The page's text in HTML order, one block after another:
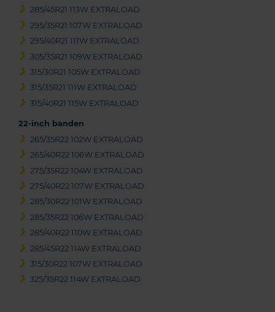
285/45R21 113W EXTRALOAD
295/35R21 107W EXTRALOAD
295/40R21 111W EXTRALOAD
305/35R21 109W EXTRALOAD
315/30R21 105W EXTRALOAD
315/35R21 111W EXTRALOAD
315/40R21 115W EXTRALOAD
22-inch banden
265/35R22 102W EXTRALOAD
265/40R22 106W EXTRALOAD
275/35R22 104W EXTRALOAD
275/40R22 107W EXTRALOAD
285/30R22 101W EXTRALOAD
285/35R22 106W EXTRALOAD
285/40R22 110W EXTRALOAD
285/45R22 114W EXTRALOAD
315/30R22 107W EXTRALOAD
325/35R22 114W EXTRALOAD